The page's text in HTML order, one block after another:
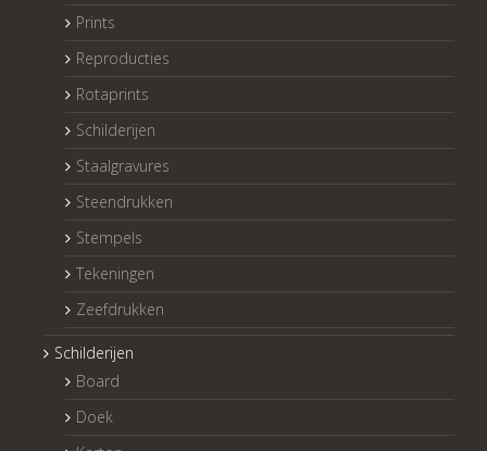
Prints
Reproducties
Rotaprints
Schilderijen
Staalgravures
Steendrukken
Stempels
Tekeningen
Zeefdrukken
Schilderijen
Board
Doek